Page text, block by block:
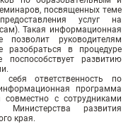
посвященных теме
услуг на
Такая информационная
руководителям
разобраться в процедуре
развитию
ответственность по
программа
с сотрудниками
развития
края.